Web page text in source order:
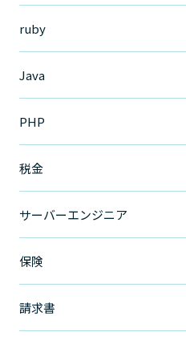
ruby
Java
PHP
税金
サーバーエンジニア
保険
請求書